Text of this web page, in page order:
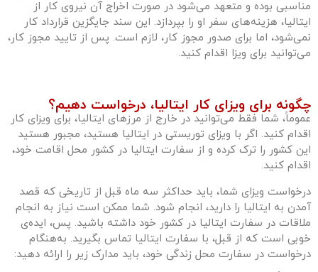
مناسبی بوده و متعهد می‌شود در صورت اخراج آن نیروی کار از
ایتالیا، هزینه‌های سفر او را بپردازد. این سند جایگزین قرارداد کار
نمی‌شود، اما برای صدور مجوز کار، لازم است. پس از تایید مجوز کار،
می‌توانید برای ویزا اقدام کنید.
چگونه برای ویزای کار ایتالیا، درخواست دهیم؟
عموماً، شما فقط می‌توانید در خارج از مرزهای ایتالیا، برای ویزای کار
اقدام کنید. اگر با ویزای توریستی در ایتالیا هستید، مجبور هستید
این کشور را ترک کرده و از سفارت ایتالیا در کشور محل اقامت خود،
اقدام کنید.
درخواست ویزای شما، باید حداکثر سه ماه قبل از تاریخی که قصد
آمدن به ایتالیا را دارید، انجام شود. شما ممکن است نیاز به انجام
ملاقات در سفارت ایتالیا در کشور خود داشته باشید. پس، ایده‌ی
خوبی است که از قبل، با سفارت ایتالیا تماس بگیرید. به‌هنگام
درخواست در سفارت محل زندگی خود، باید مدارک زیر را ارائه دهید: